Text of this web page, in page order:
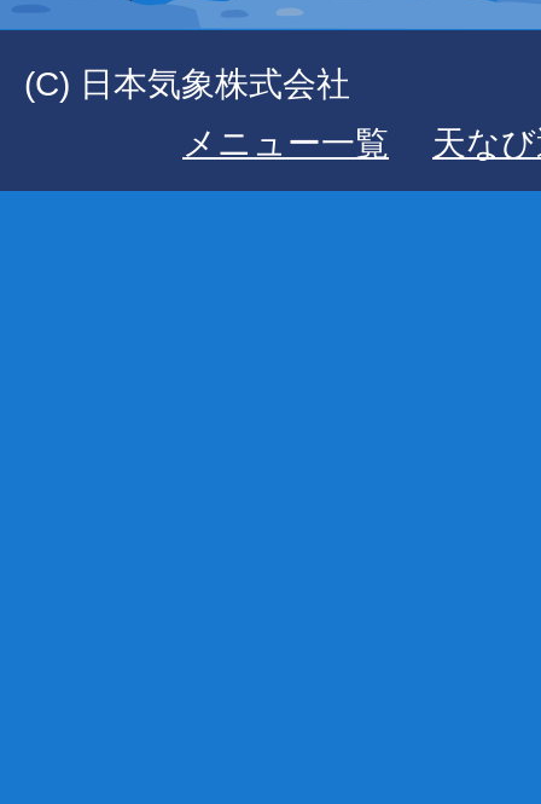
(C) 日本気象株式会社
メニュー一覧
天な